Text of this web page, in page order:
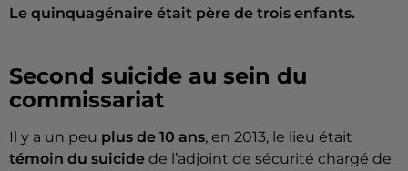
Le quinquagénaire était père de trois enfants.
Second suicide au sein du
commissariat
Il y a un peu plus de 10 ans, en 2013, le lieu était
témoin du suicide de l’adjoint de sécurité chargé de